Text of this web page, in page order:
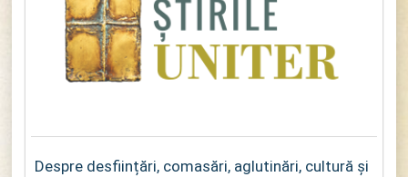
Despre desființări, comasări, aglutinări, cultură și